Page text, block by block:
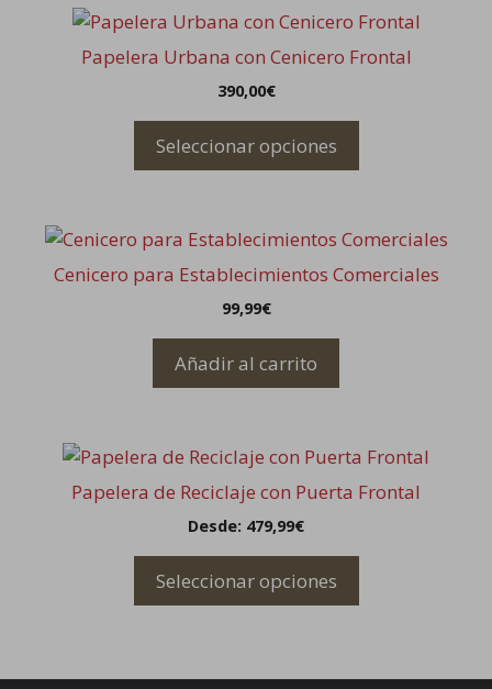
Papelera Urbana con Cenicero Frontal
390,00€
Seleccionar opciones
producto
pueden
elegir
Cenicero para Establecimientos Comerciales
99,99€
Añadir al carrito
Papelera de Reciclaje con Puerta Frontal
Desde: 479,99€
Seleccionar opciones
Este
producto
pueden